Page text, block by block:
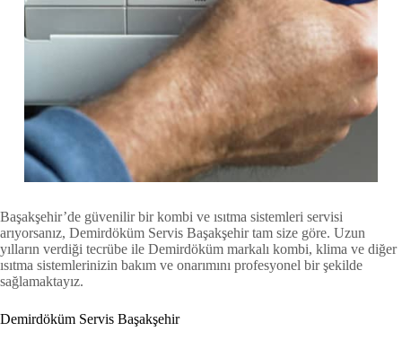
Başakşehir’de güvenilir bir kombi ve ısıtma sistemleri servisi
arıyorsanız, Demirdöküm Servis Başakşehir tam size göre. Uzun
yılların verdiği tecrübe ile Demirdöküm markalı kombi, klima ve diğer
ısıtma sistemlerinizin bakım ve onarımını profesyonel bir şekilde
sağlamaktayız.
Demirdöküm Servis Başakşehir